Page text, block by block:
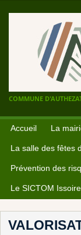
COMMUNE
Accueil La
La salle des fêtes
Prévention des
Le SICTOM